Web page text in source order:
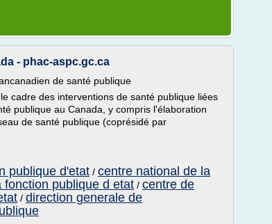
- phac-aspc.gc.ca
de santé publique
cadre des interventions de santé publique liées
publique au Canada, y compris l'élaboration
de santé publique (coprésidé par
publique d'etat / centre national de la
fonction publique d etat / centre de
/ direction generale de